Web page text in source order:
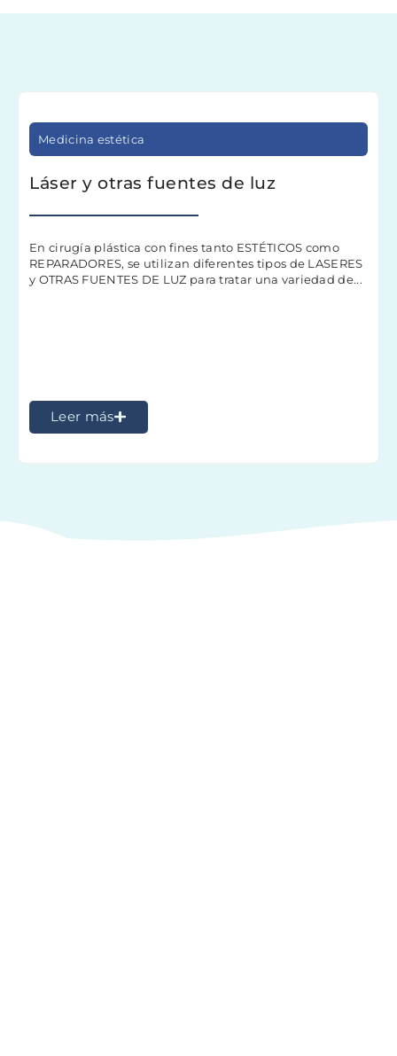
Medicina estética
Láser y otras fuentes de luz
En cirugía plástica con fines tanto ESTÉTICOS como
REPARADORES, se utilizan diferentes tipos de LASERES
y OTRAS FUENTES DE LUZ para tratar una variedad de...
Leer más